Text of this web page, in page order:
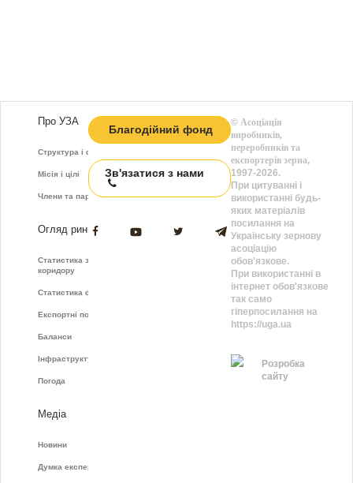
Про УЗА
Структура і функції
Місія і цілі
Члени та партнери
Огляд ринку
Статистика зернового
коридору
Статистика фрахту
Експортні показники
Баланси
Інфраструктура
Погода
Медіа
Новини
Думка експертів
Благодійний фонд
Зв'язатися з нами
©Асоціація
виробників,
переробників та
експортерів зерна,
1997-2026.
При цитуванні і
використанні будь-
яких матеріалів
посилання на
Українську зернову
асоціацію
обов'язкове.
При використанні в
інтернет обов'язкове
так само
гіперпосилання на
https://uga.ua
Розробка
сайту